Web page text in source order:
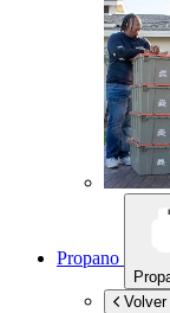
Propano